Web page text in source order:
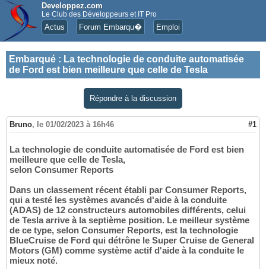
Developpez.com
Le Club des Développeurs et IT Pro
Actus Forum Embarqu� Emploi
Embarqué : La technologie de conduite automatisée
de Ford est bien meilleure que celle de Tesla
Répondre à la discussion
Bruno, le 01/02/2023 à 16h46 #1
La technologie de conduite automatisée de Ford est bien
meilleure que celle de Tesla,
selon Consumer Reports
Dans un classement récent établi par Consumer Reports,
qui a testé les systèmes avancés d'aide à la conduite
(ADAS) de 12 constructeurs automobiles différents, celui
de Tesla arrive à la septième position. Le meilleur système
de ce type, selon Consumer Reports, est la technologie
BlueCruise de Ford qui détrône le Super Cruise de General
Motors (GM) comme système actif d'aide à la conduite le
mieux noté.